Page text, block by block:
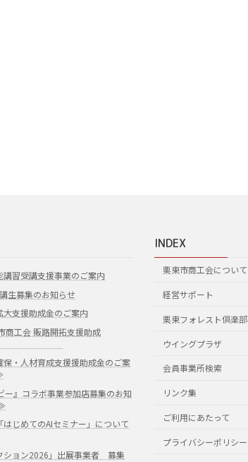
習受講支援事業のご案内
生募集のお知らせ
大支援助成金のご案内
商工会 販路開拓支援助成
保・人材育成支援援助成金のご案
ー』コラボ事業参加店募集のお知
じめてのAIセミナー」について
ション2026」出展事業者 募集
INDEX
栗東市商工会について
経営サポート
栗東フォレスト倶楽部
ウイングプラザ
会員事業所検索
リンク集
ご利用にあたって
プライバシーポリシー